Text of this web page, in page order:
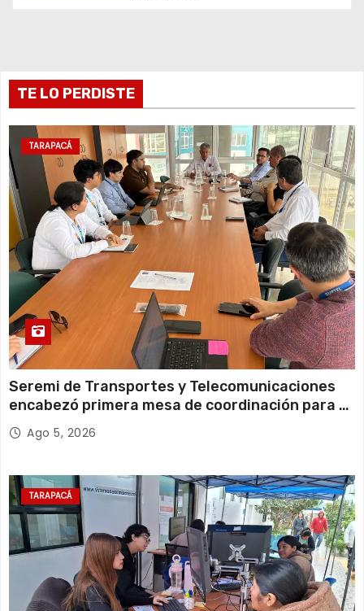
a
d
a
TE LO PERDISTE
TARAPACÁ
Seremi de Transportes y Telecomunicaciones
encabezó primera mesa de coordinación para el
retiro de cables en desuso en Iquique
Ago 5, 2026
TARAPACÁ